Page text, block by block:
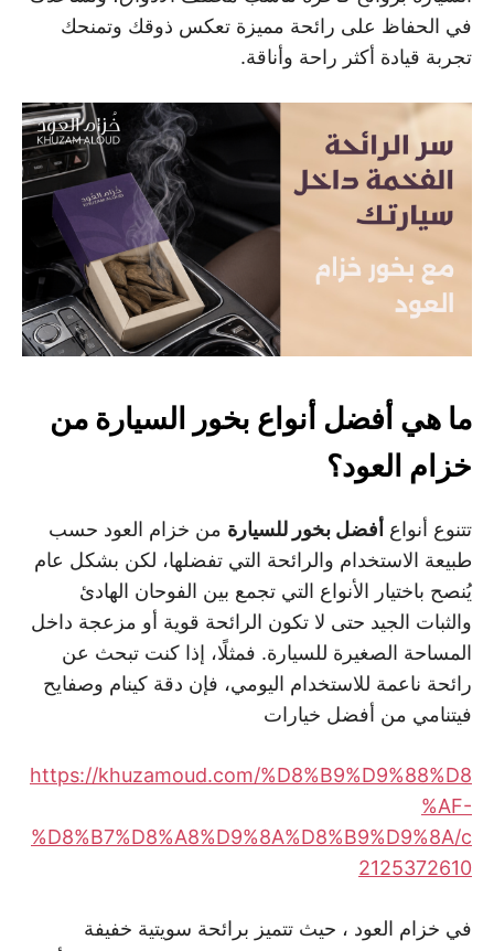
في الحفاظ على رائحة مميزة تعكس ذوقك وتمنحك
تجربة قيادة أكثر راحة وأناقة.
ما هي أفضل أنواع بخور السيارة من
خزام العود؟
تتنوع أنواع أفضل بخور للسيارة من خزام العود حسب
طبيعة الاستخدام والرائحة التي تفضلها، لكن بشكل عام
يُنصح باختيار الأنواع التي تجمع بين الفوحان الهادئ
والثبات الجيد حتى لا تكون الرائحة قوية أو مزعجة داخل
المساحة الصغيرة للسيارة. فمثلًا، إذا كنت تبحث عن
رائحة ناعمة للاستخدام اليومي، فإن دقة كينام وصفايح
فيتنامي من أفضل خيارات
https://khuzamoud.com/%D8%B9%D9%88%D8
%AF-
%D8%B7%D8%A8%D9%8A%D8%B9%D9%8A/c
2125372610
في خزام العود ، حيث تتميز برائحة سويتية خفيفة